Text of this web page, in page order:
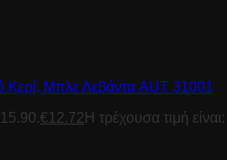
Κερί, Μπλε Λεβάντα AUT 31001
€12.72 Η τρέχουσα τιμή είναι: